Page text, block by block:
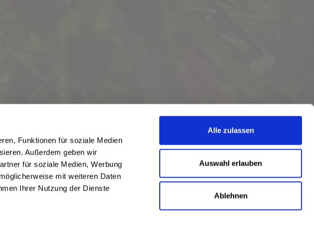
Funktionen für soziale Medien
Außerdem geben wir
für soziale Medien, Werbung
mit weiteren Daten
Ihrer Nutzung der Dienste
Alle zulassen
Auswahl erlauben
Ablehnen